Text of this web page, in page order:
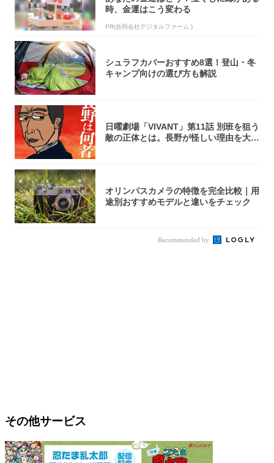
時、金運はこう変わる
PR(合同会社デジタルファーム )
シュラフカバーおすすめ8選！登山・冬
キャンプ向けの選び方も解説
日曜劇場「VIVANT」第11話 別班を狙う
敵の正体とは。長野が怪しい理由を大
オリンパスカメラの特徴を完全比較｜用
途別おすすめモデルと違いをチェック
Recommended by
その他サービス